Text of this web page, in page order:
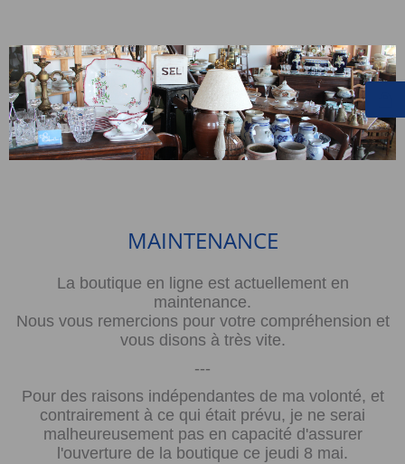
MAINTENANCE
La boutique en ligne est actuellement en
maintenance.
Nous vous remercions pour votre compréhension et
vous disons à très vite.
---
Pour des raisons indépendantes de ma volonté, et
contrairement à ce qui était prévu, je ne serai
malheureusement pas en capacité d'assurer
l'ouverture de la boutique ce jeudi 8 mai.